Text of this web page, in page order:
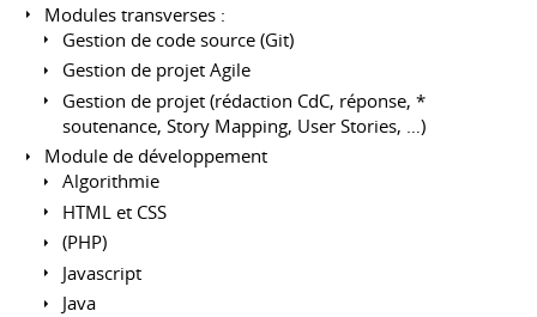
Modules transverses :
Gestion de code source (Git)
Gestion de projet Agile
Gestion de projet (rédaction CdC, réponse, *
soutenance, Story Mapping, User Stories, …)
Module de développement
Algorithmie
HTML et CSS
(PHP)
Javascript
Java